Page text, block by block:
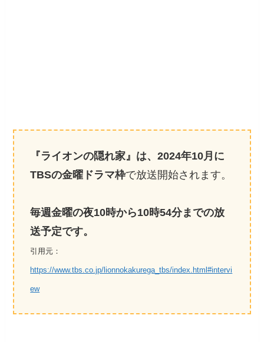
『ライオンの隠れ家』は、2024年10月に
TBSの金曜ドラマ枠で放送開始されます。
毎週金曜の夜10時から10時54分までの放
送予定です。
引用元：
https://www.tbs.co.jp/lionnokakurega_tbs/index.html#intervi
ew